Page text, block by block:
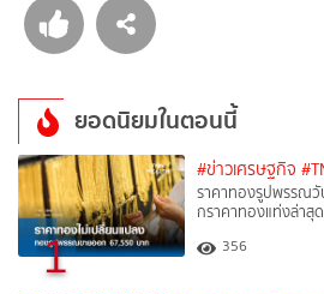
ยอดนิยมในตอนนี้
1
#ข่าวเศรษฐกิจ
ราคาทองรูปพรรณวั
กราคาทองแท่งล่าสุด
356